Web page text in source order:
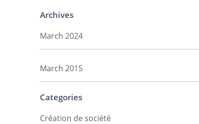
Archives
March 2024
March 2015
Categories
Création de société